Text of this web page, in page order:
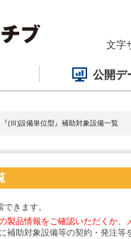
文字
公開デ
(Ⅲ)設備単位型』補助対象設備一覧
きます。
品情報をご確認いただくか、
助対象設備等の契約・発注等